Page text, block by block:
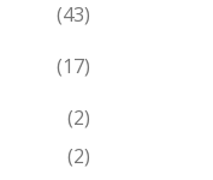
(43)
(17)
(2)
(2)